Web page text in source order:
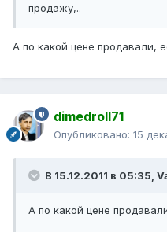
продажу,..
А по какой цене продавали,
dimedroll71
Опубликовано: 15
В 15.12.2011 в 05:35,
А по какой цене